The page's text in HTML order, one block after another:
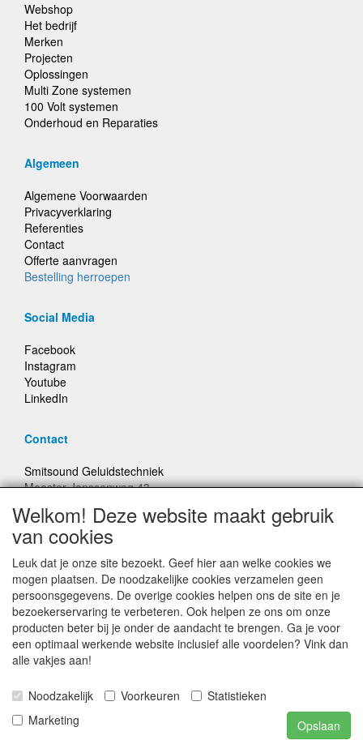
Webshop
Het bedrijf
Merken
Projecten
Oplossingen
Multi Zone systemen
100 Volt systemen
Onderhoud en Reparaties
Algemeen
Algemene Voorwaarden
Privacyverklaring
Referenties
Contact
Offerte aanvragen
Bestelling herroepen
Social Media
Facebook
Instagram
Youtube
LinkedIn
Contact
Smitsound Geluidstechniek
Meester Janssenweg 43
E-mail: info@smitsound.nl
Telefoon: +31-(0)6-22256322
Bestellingen binnen Nederland, ongeacht gewicht, verstuurd
voor € 6,95
Prijzen inclusief 21% BTW, tenzij anders vermeldt
© Smitsound Geluidstechniek 2024, alle rechten
Welkom! Deze website maakt gebruik
van cookies
Leuk dat je onze site bezoekt. Geef hier aan welke cookies we
mogen plaatsen. De noodzakelijke cookies verzamelen geen
persoonsgegevens. De overige cookies helpen ons de site en je
bezoekerservaring te verbeteren. Ook helpen ze ons om onze
producten beter bij je onder de aandacht te brengen. Ga je voor
een optimaal werkende website inclusief alle voordelen? Vink dan
alle vakjes aan!
Noodzakelijk Voorkeuren
Statistieken
Marketing
Opslaan